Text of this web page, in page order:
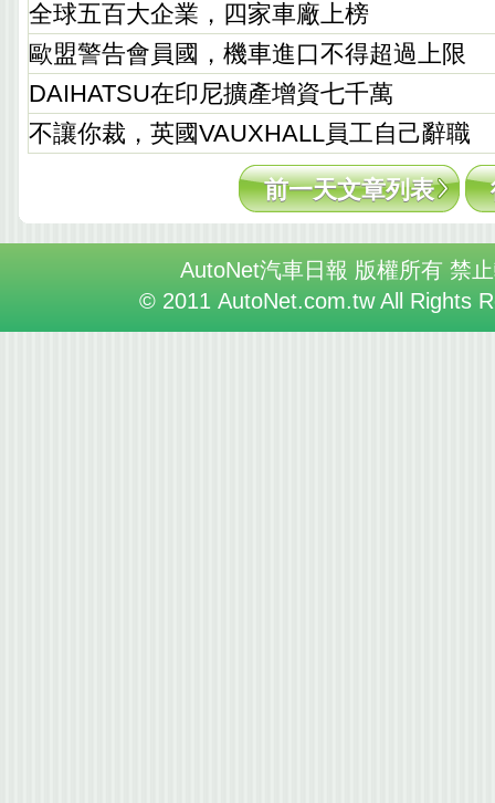
全球五百大企業，四家車廠上榜
歐盟警告會員國，機車進口不得超過上限
DAIHATSU在印尼擴產增資七千萬
不讓你裁，英國VAUXHALL員工自己辭職
前一天文章列表
AutoNet汽車日報 版權所有 禁
© 2011 AutoNet.com.tw All Rights